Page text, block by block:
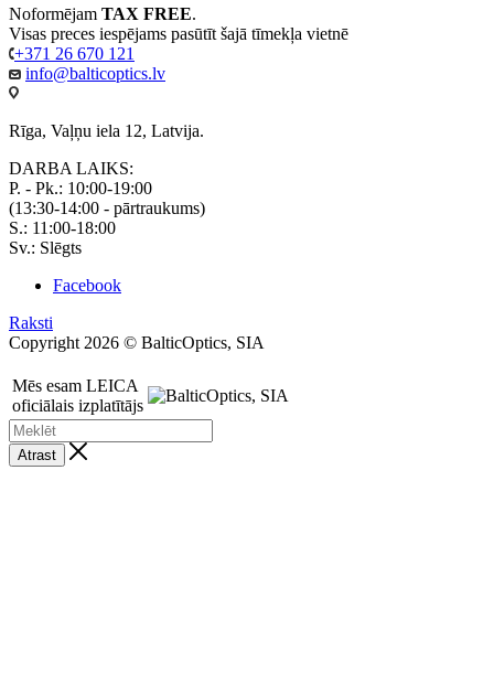
Noformējam TAX FREE.
Visas preces iespējams pasūtīt šajā tīmekļa vietnē
+371 26 670 121
info@balticoptics.lv
Rīga, Vaļņu iela 12, Latvija.
DARBA LAIKS:
P. - Pk.: 10:00-19:00
(13:30-14:00 - pārtraukums)
S.: 11:00-18:00
Sv.: Slēgts
Facebook
Raksti
Copyright 2026 © BalticOptics, SIA
Mēs esam LEICA
oficiālais izplatītājs
Atrast